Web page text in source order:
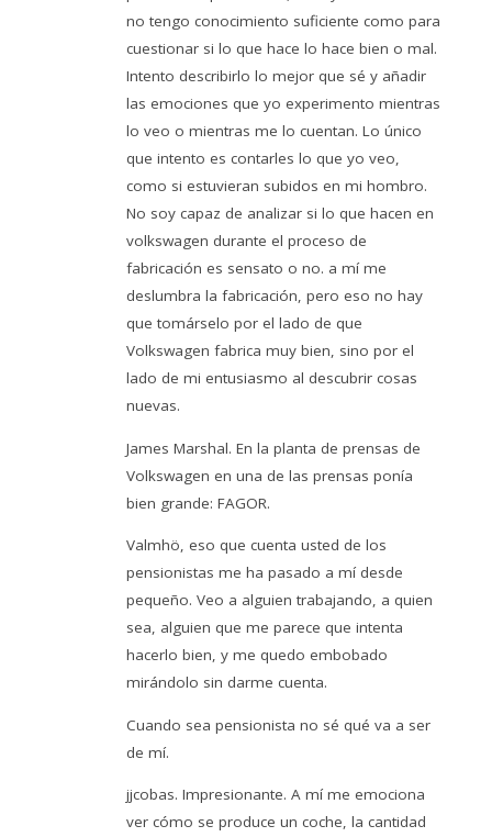
no tengo conocimiento suficiente como para
cuestionar si lo que hace lo hace bien o mal.
Intento describirlo lo mejor que sé y añadir
las emociones que yo experimento mientras
lo veo o mientras me lo cuentan. Lo único
que intento es contarles lo que yo veo,
como si estuvieran subidos en mi hombro.
No soy capaz de analizar si lo que hacen en
volkswagen durante el proceso de
fabricación es sensato o no. a mí me
deslumbra la fabricación, pero eso no hay
que tomárselo por el lado de que
Volkswagen fabrica muy bien, sino por el
lado de mi entusiasmo al descubrir cosas
nuevas.
James Marshal. En la planta de prensas de
Volkswagen en una de las prensas ponía
bien grande: FAGOR.
Valmhö, eso que cuenta usted de los
pensionistas me ha pasado a mí desde
pequeño. Veo a alguien trabajando, a quien
sea, alguien que me parece que intenta
hacerlo bien, y me quedo embobado
mirándolo sin darme cuenta.
Cuando sea pensionista no sé qué va a ser
de mí.
jjcobas. Impresionante. A mí me emociona
ver cómo se produce un coche, la cantidad